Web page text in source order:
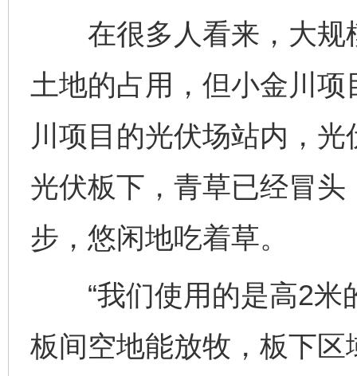
在很多人看来，大规
土地的占用，但小金川项
川项目的光伏场站内，光
光伏板下，青草已经冒头
步，悠闲地吃着草。
“我们使用的是高2米
板间空地能放牧，板下区